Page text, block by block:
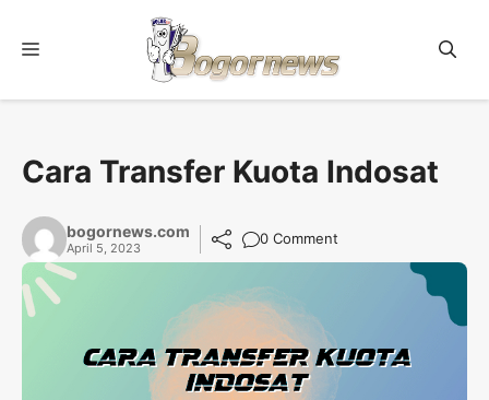
Menu
Cara Transfer Kuota Indosat
bogornews.com
April 5, 2023
0 Comment